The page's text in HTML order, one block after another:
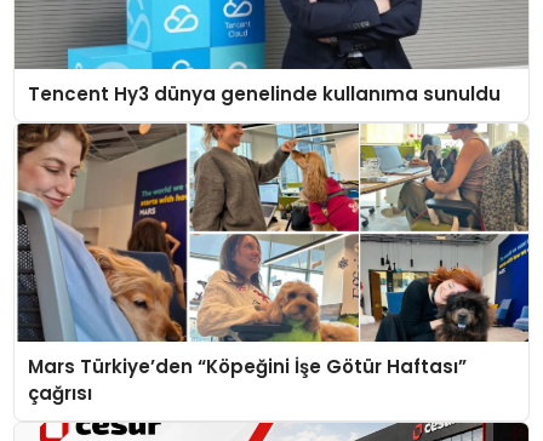
Tencent Hy3 dünya genelinde kullanıma sunuldu
Mars Türkiye’den “Köpeğini İşe Götür Haftası”
çağrısı